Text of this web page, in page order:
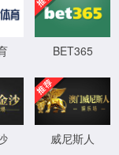
4